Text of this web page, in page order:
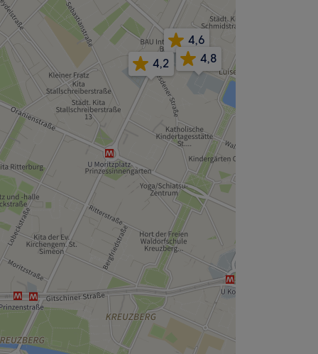
4,6
4,8
4,2